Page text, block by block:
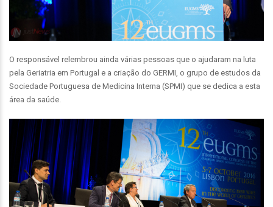
O responsável relembrou ainda várias pessoas que o ajudaram na luta
pela Geriatria em Portugal e a criação do GERMI, o grupo de estudos da
Sociedade Portuguesa de Medicina Interna (SPMI) que se dedica a esta
área da saúde.